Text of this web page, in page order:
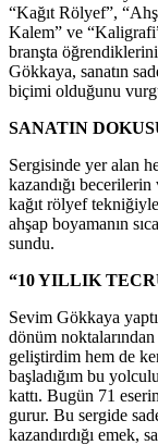
“Kağıt Rölyef”,
Kalem” ve
branşta
Gökkaya, sanatın
biçimi olduğunu
SANATIN
Sergisinde yer alan
kazandığı
kağıt rölyef
ahşap boyamanın
sundu.
“10 YILLIK
Sevim Gökkaya
dönüm
geliştirdim hem de
başladığım bu
kattı. Bugün 71
gurur. Bu sergide
kazandırdığı emek,